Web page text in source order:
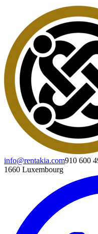
info@rentakia.com910 600
1660 Luxembourg